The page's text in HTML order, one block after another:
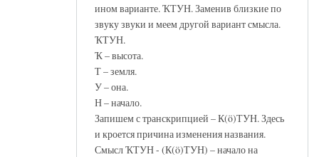
ином варианте. ҠТУН. Заменив близкие по
звуку звуки и меем другой вариант смысла.
ҠТУН.
Ҡ – высота.
Т – земля.
У – она.
Н – начало.
Запишем с транскрипцией – К(ö)ТУН. Здесь
и кроется причина изменения названия.
Смысл ҠТУН - (К(ö)ТУН) – начало на